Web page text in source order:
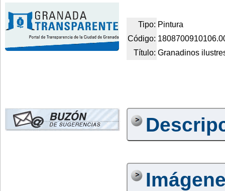
Tipo: Pintura
Código:
Título: Granadinos